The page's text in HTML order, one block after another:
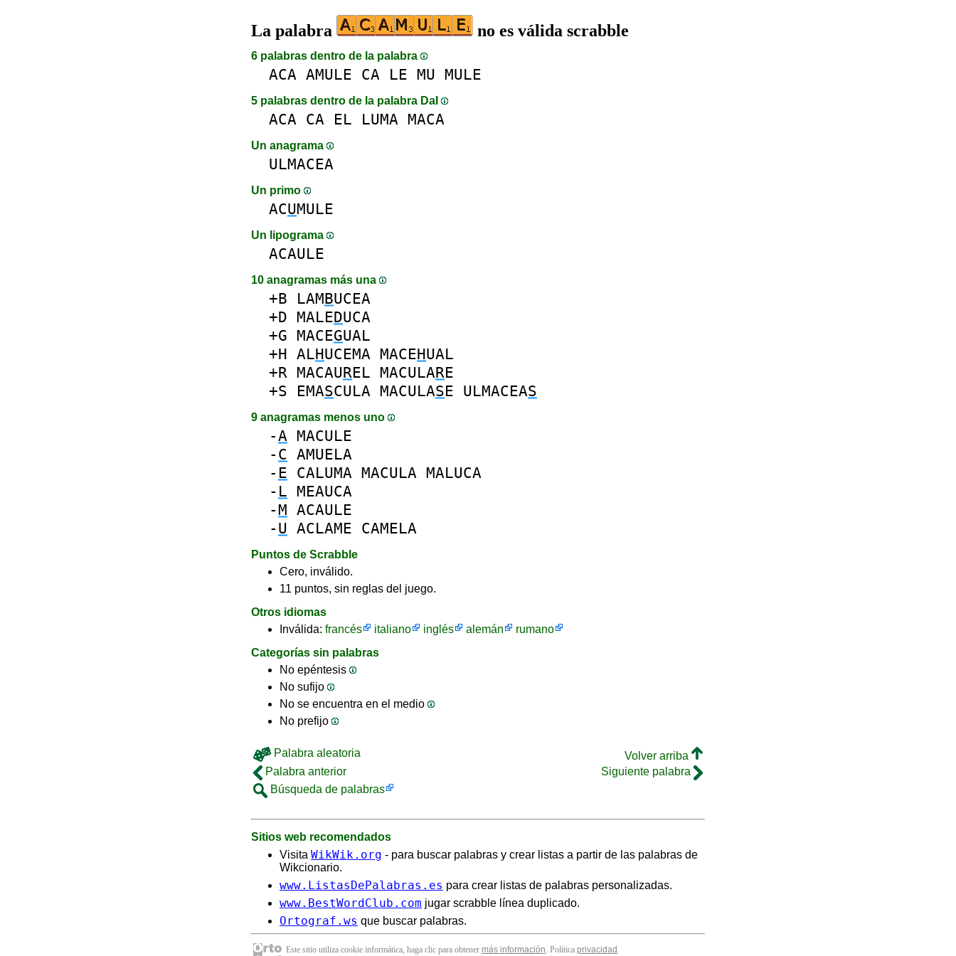
La palabra no es válida scrabble
6 palabras dentro de la palabra
ACA AMULE CA LE MU MULE
5 palabras dentro de la palabra DaI
ACA CA EL LUMA MACA
Un anagrama
ULMACEA
Un primo
ACUMULE
Un lipograma
ACAULE
10 anagramas más una
+B LAMBUCEA
+D MALEDUCA
+G MACEGUAL
+H ALHUCEMA MACEHUAL
+R MACAUREL MACULARE
+S EMASCULA MACULASE ULMACEAS
9 anagramas menos uno
-A MACULE
- C AMUELA
- E CALUMA MACULA MALUCA
- L MEAUCA
-M ACAULE
- U ACLAME CAMELA
Puntos de Scrabble
Cero, inválido.
11 puntos, sin reglas del juego.
Otros idiomas
Inválida: francés italiano inglés alemán
rumano
Categorías sin palabras
No epéntesis
No sufijo
No se encuentra en el medio
No prefijo
Palabra aleatoria
Volver arriba
Palabra anterior
Siguiente palabra
Búsqueda de palabras
Sitios web recomendados
Visita WikWik.org - para buscar palabras y crear listas a partir de las palabras de
Wikcionario.
www.ListasDePalabras.es para crear listas de palabras personalizadas.
www.BestWordClub.com jugar scrabble línea duplicado.
Ortograf.ws que buscar palabras.
Este sitio utiliza cookie informática, haga clic para obtener más información. Política privacidad .